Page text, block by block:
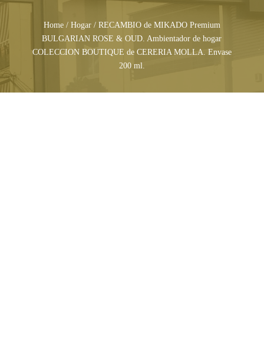
Home/ Hogar/ RECAMBIO de MIKADO Premium
BULGARIAN ROSE & OUD. Ambientador de hogar
COLECCION BOUTIQUE de CERERIA MOLLA. Envase
200 ml.